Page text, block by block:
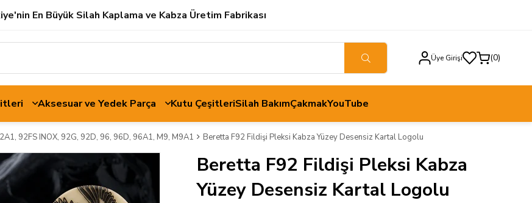
En Büyük Silah Kaplama ve Kabza Üretim Fabrikası
Üye Girişi 0
Aksesuar ve Yedek Parça Kutu ÇeşitleriSilah BakımÇakmakYouTube
92FS INOX, 92G, 92D, 96, 96D, 96A1, M9, M9A1 Beretta F92 Fildişi Pleksi Kabza Yüzey Desensiz Kartal Logolu
Beretta F92 Fildişi Pleksi Kabza
Yüzey Desensiz Kartal Logolu